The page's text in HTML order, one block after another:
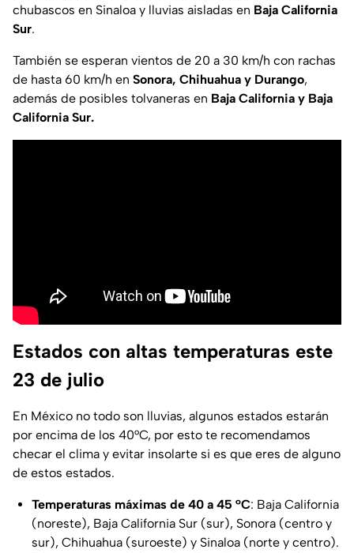
chubascos en Sinaloa y lluvias aisladas en Baja California
Sur.
También se esperan vientos de 20 a 30 km/h con rachas
de hasta 60 km/h en Sonora, Chihuahua y Durango,
además de posibles tolvaneras en Baja California y Baja
California Sur.
Estados con altas temperaturas este
23 de julio
En México no todo son lluvias, algunos estados estarán
por encima de los 40°C, por esto te recomendamos
checar el clima y evitar insolarte si es que eres de alguno
de estos estados.
Temperaturas máximas de 40 a 45 °C: Baja California
(noreste), Baja California Sur (sur), Sonora (centro y
sur), Chihuahua (suroeste) y Sinaloa (norte y centro).